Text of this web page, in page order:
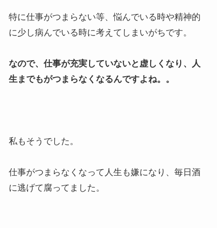
特に仕事がつまらない等、悩んでいる時や精神的
に少し病んでいる時に考えてしまいがちです。
なので、仕事が充実していないと虚しくなり、人
生までもがつまらなくなるんですよね。。
私もそうでした。
仕事がつまらなくなって人生も嫌になり、毎日酒
に逃げて腐ってました。